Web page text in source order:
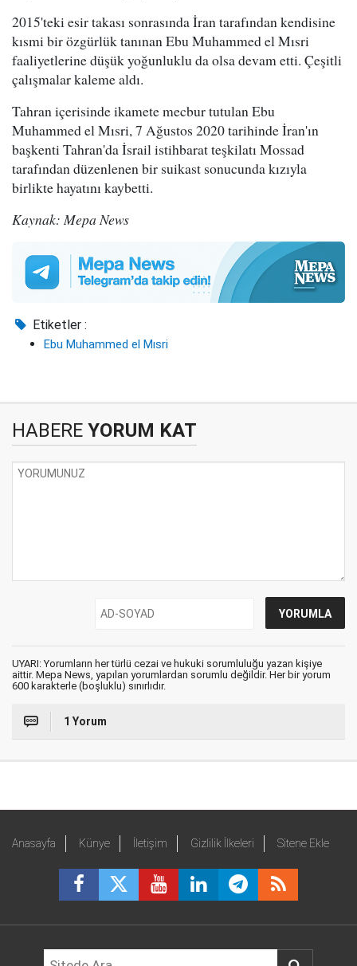
2015'teki esir takası sonrasında İran tarafından kendisine
kısmi bir özgürlük tanınan Ebu Muhammed el Mısri
faaliyetlerine düşük yoğunluklu da olsa devam etti. Çeşitli
çalışmalar kaleme aldı.
Tahran içerisinde ikamete mecbur tutulan Ebu
Muhammed el Mısri, 7 Ağustos 2020 tarihinde İran'ın
başkenti Tahran'da İsrail istihbarat teşkilatı Mossad
tarafından düzenlenen bir suikast sonucunda kızıyla
birlikte hayatını kaybetti.
Kaynak: Mepa News
Etiketler :
Ebu Muhammed el Mısri
HABERE YORUM KAT
UYARI: Yorumların her türlü cezai ve hukuki sorumluluğu yazan kişiye
aittir. Mepa News, yapılan yorumlardan sorumlu değildir. Her bir yorum
600 karakterle (boşluklu) sınırlıdır.
1 Yorum
Anasayfa Künye İletişim Gizlilik İlkeleri Sitene Ekle